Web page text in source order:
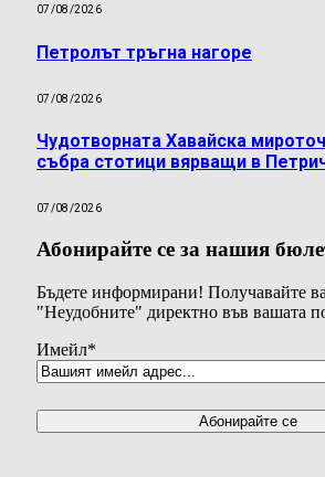
07/08/2026
Петролът тръгна нагоре
07/08/2026
Чудотворната Хавайска
събра стотици вярващи в
07/08/2026
Абонирайте се за нашия
Бъдете информирани! Получавайте
"Неудобните" директно във вашата
Имейл*